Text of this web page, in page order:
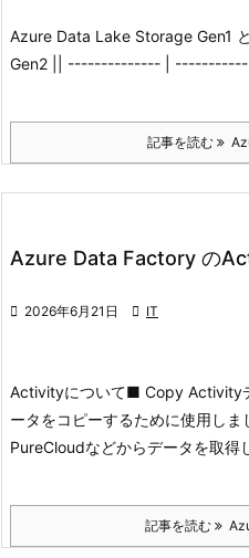
Azure Data Lake Storage Gen1
Gen2 || -------------- |
記事を読む
Azure Data Factory の
 2026年6月21日  IT
Activityについて■ Copy Activity
ータをコピーするために使用しま
PureCloudなどからデータを取得
記事を読む